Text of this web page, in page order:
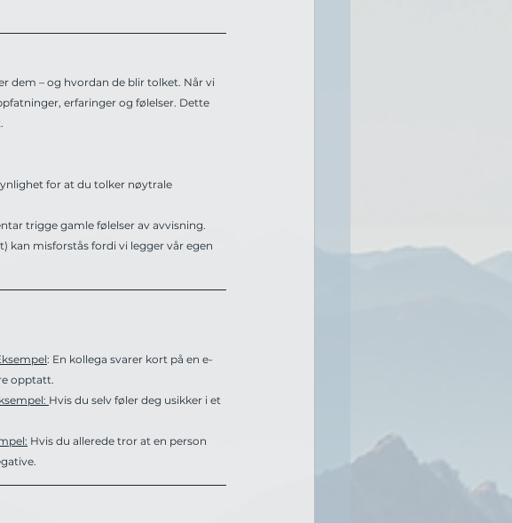
dem – og hvordan de blir tolket. Når vi
erfaringer og følelser. Dette
for at du tolker nøytrale
trigge gamle følelser av avvisning.
kan misforstås fordi vi legger vår egen
: En kollega svarer kort på en e-
opptatt.
Hvis du selv føler deg usikker i et
Hvis du allerede tror at en person